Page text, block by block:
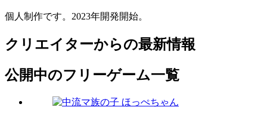
個人制作です。2023年開発開始。
クリエイターからの最新情報
公開中のフリーゲーム一覧